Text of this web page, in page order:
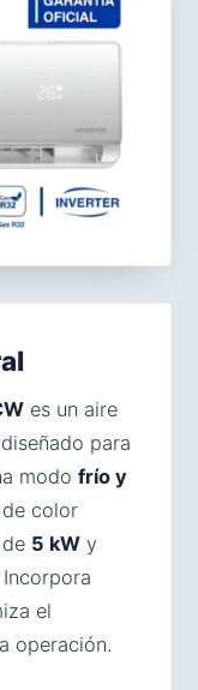
es un aire
diseñado para
modo frío y
color
5 kW y
el
operación.